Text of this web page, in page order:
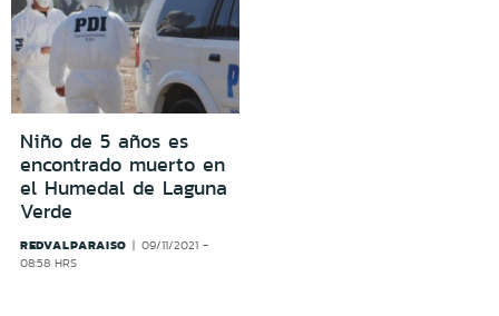
Niño de 5 años es
encontrado muerto en
el Humedal de Laguna
Verde
REDVALPARAISO
09/11/2021 -
08:58 HRS